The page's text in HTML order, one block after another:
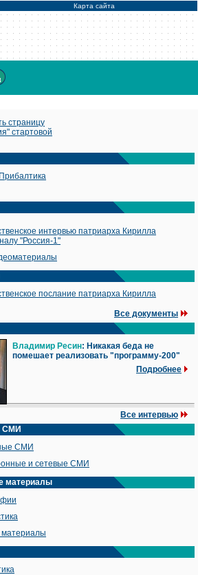
Карта сайта
страницу
стартовой
интервью патриарха Кирилла
"Россия-1"
послание патриарха Кирилла
Все документы
Владимир Ресин: Никакая беда не
помешает реализовать "программу-200"
Подробнее
Все интервью
СМИ
СМИ
и сетевые СМИ
материалы
материалы